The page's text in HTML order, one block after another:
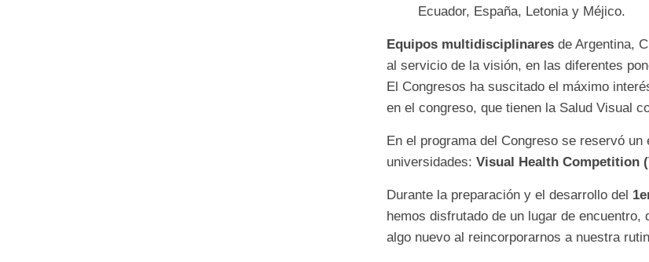
Ecuador, España, Letonia y Méjico.
Equipos multidisciplinares de Argentina,
al servicio de la visión, en las diferentes
El Congresos ha suscitado el máximo
en el congreso, que tienen la Salud Visual
En el programa del Congreso se reservó un
universidades: Visual Health Competition
Durante la preparación y el desarrollo del
hemos disfrutado de un lugar de
algo nuevo al reincorporarnos a nuestra